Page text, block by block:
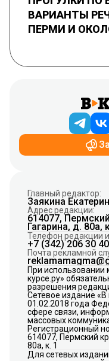
ВАРИАНТЫ
ПЕРМИ И
Главный редактор:
Заякина
Адрес редакции:
614077,
Гагарина, д. 80а,
Телефон редакции
+7 (342) 206 30 40
Почта рекламной
При использовании
курсе.ру»
разрешения
Сетевое издание «В
01.02.2018 года
сфере связи,
массовых
Регистрационный
614077, Пермский
80а, к. 1
Для сетевых